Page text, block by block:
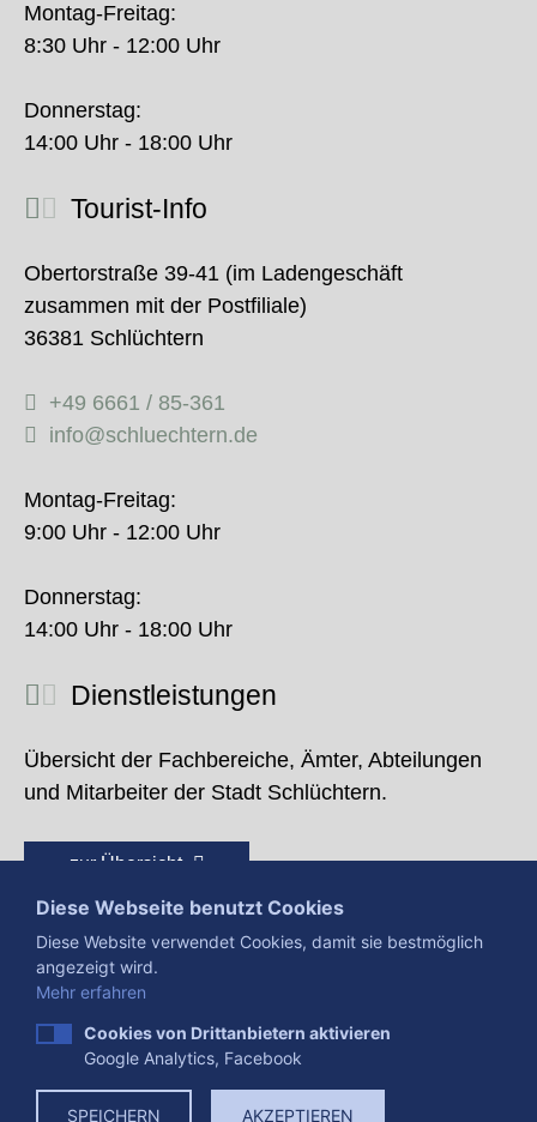
Montag-Freitag:
8:30 Uhr - 12:00 Uhr
Donnerstag:
14:00 Uhr - 18:00 Uhr
Tourist-Info
Obertorstraße 39-41 (im Ladengeschäft
zusammen mit der Postfiliale)
36381 Schlüchtern
+49 6661 / 85-361
info@schluechtern.de
Montag-Freitag:
9:00 Uhr - 12:00 Uhr
Donnerstag:
14:00 Uhr - 18:00 Uhr
Dienstleistungen
Übersicht der Fachbereiche, Ämter, Abteilungen
und Mitarbeiter der Stadt Schlüchtern.
zur Übersicht
Presse Impressum
Datenschutzerklärung
Diese Webseite benutzt Cookies
Diese Website verwendet Cookies, damit sie bestmöglich
angezeigt wird.
Mehr erfahren
Cookies von Drittanbietern aktivieren
Google Analytics, Facebook
SPEICHERN AKZEPTIEREN